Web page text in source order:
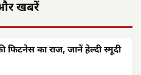
खबरें
फिटनेस का राज, जानें हेल्दी स्मूदी